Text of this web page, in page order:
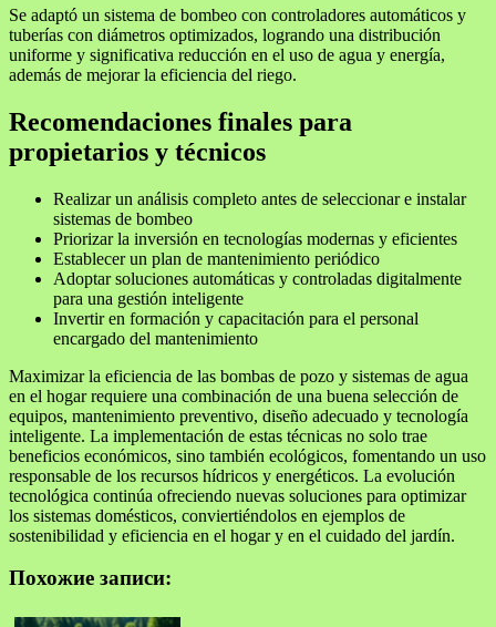
Se adaptó un sistema de bombeo con controladores automáticos y
tuberías con diámetros optimizados, logrando una distribución
uniforme y significativa reducción en el uso de agua y energía,
además de mejorar la eficiencia del riego.
Recomendaciones finales para
propietarios y técnicos
Realizar un análisis completo antes de seleccionar e instalar
sistemas de bombeo
Priorizar la inversión en tecnologías modernas y eficientes
Establecer un plan de mantenimiento periódico
Adoptar soluciones automáticas y controladas digitalmente
para una gestión inteligente
Invertir en formación y capacitación para el personal
encargado del mantenimiento
Maximizar la eficiencia de las bombas de pozo y sistemas de agua
en el hogar requiere una combinación de una buena selección de
equipos, mantenimiento preventivo, diseño adecuado y tecnología
inteligente. La implementación de estas técnicas no solo trae
beneficios económicos, sino también ecológicos, fomentando un uso
responsable de los recursos hídricos y energéticos. La evolución
tecnológica continúa ofreciendo nuevas soluciones para optimizar
los sistemas domésticos, conviertiéndolos en ejemplos de
sostenibilidad y eficiencia en el hogar y en el cuidado del jardín.
Похожие записи: